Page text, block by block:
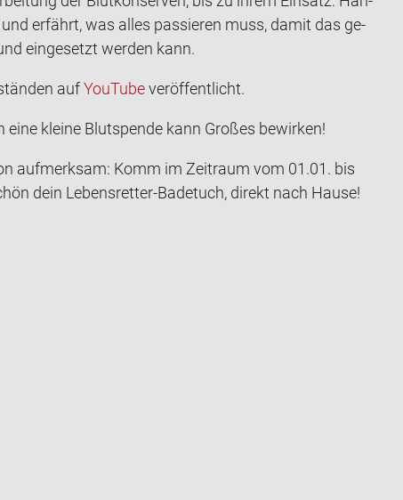
er­fährt, was alles pas­sie­ren muss, damit das ge­
ein­ge­setzt wer­den kann.
aufYou­Tubever­öf­fent­licht.
klei­ne Blut­spen­de kann Gro­ßes be­wir­ken!
auf­merk­sam: Komm im Zeit­raum vom 01.01. bis
dein Lebensretter-​Badetuch, di­rekt nach Hause!